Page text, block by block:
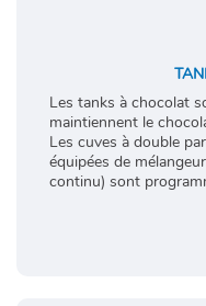
Les tanks à chocolat
maintiennent le
Les cuves à double
équipées de
continu) sont